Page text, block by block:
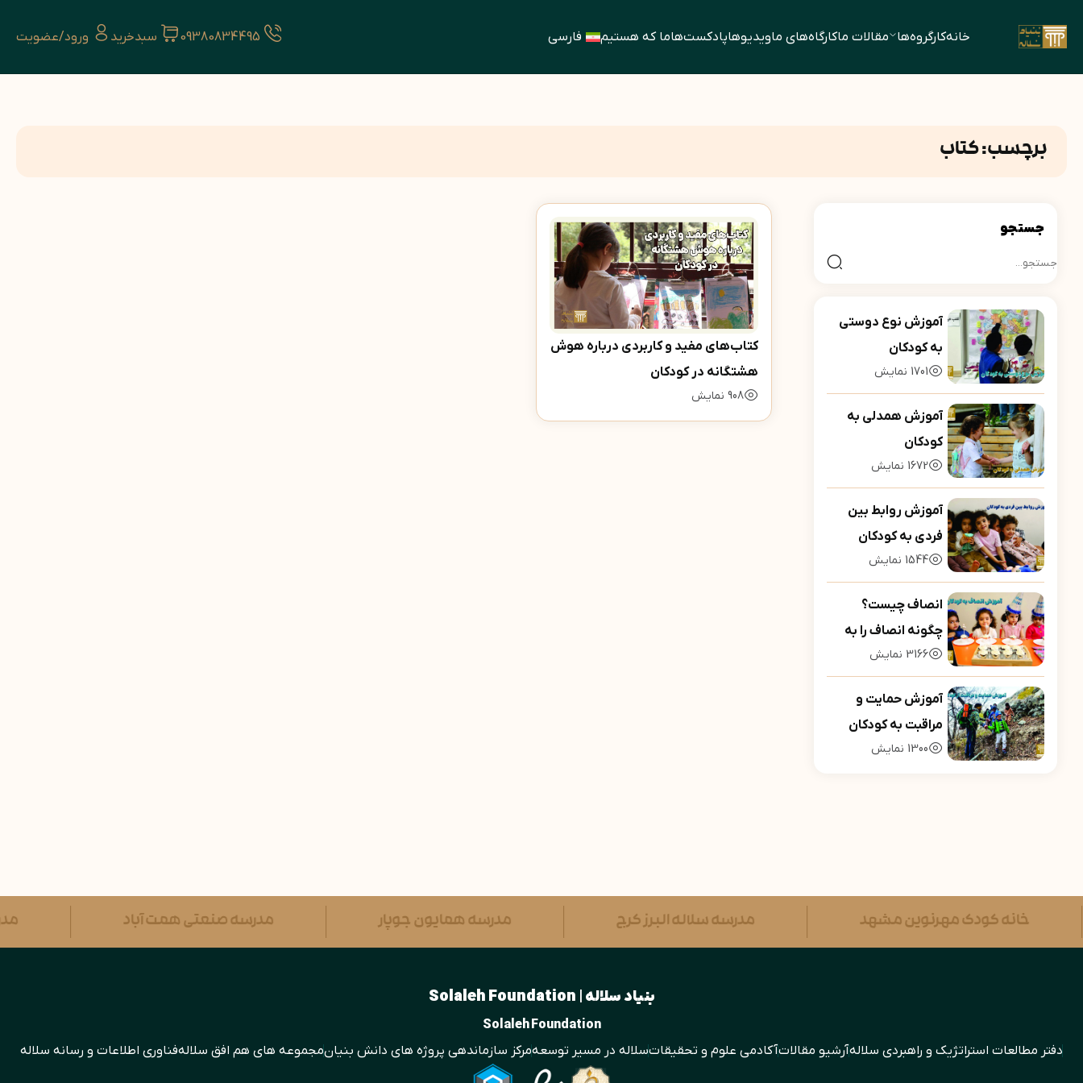
خانهکارگروه‌ها مقالات ماکارگاه‌های ماویدیوهاپادکست‌هاما که هستیم فارسی 09380834495 سبدخرید ورود/عضویت
برچسب:کتاب
جستجو
آموزش نوع دوستی
به کودکان
1701 نمایش
آموزش همدلی به
کودکان
1672 نمایش
آموزش روابط بین
فردی به کودکان
1544 نمایش
انصاف چیست؟
چگونه انصاف را به
کودکان بیاموزیم؟
3166 نمایش
آموزش حمایت و
مراقبت به کودکان
1300 نمایش
کتاب‌های مفید و کاربردی درباره هوش
هشتگانه در کودکان
908 نمایش
مدرسه صنعتی همت آباد مدرسه همایون جوپار مدرسه سلاله البرز کرج خانه کودک مهرنوین مشهد
بنیاد سلاله | Solaleh Foundation
Solaleh Foundation
دفتر مطالعات استراتژیک و راهبردی سلالهآرشیو مقالاتآکادمی علوم و تحقیقاتسلاله در مسیر توسعهمرکز سازماندهی پروژه­ های دانش بنیانمجموعه های هم افق سلالهفناوری اطلاعات و رسانه سلاله